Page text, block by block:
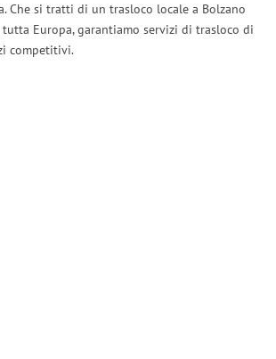
Che si tratti di un trasloco locale a Bolzano
Europa, garantiamo servizi di trasloco di
competitivi.